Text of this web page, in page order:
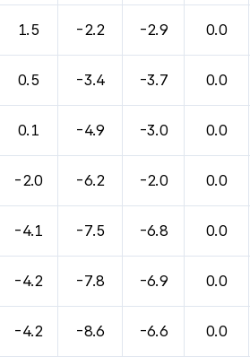
1.5 -2.2 -2.9 0.0
0.5 -3.4 -3.7 0.0
0.1 -4.9 -3.0 0.0
-2.0 -6.2 -2.0 0.0
-4.1 -7.5 -6.8 0.0
-4.2 -7.8 -6.9 0.0
-4.2 -8.6 -6.6 0.0